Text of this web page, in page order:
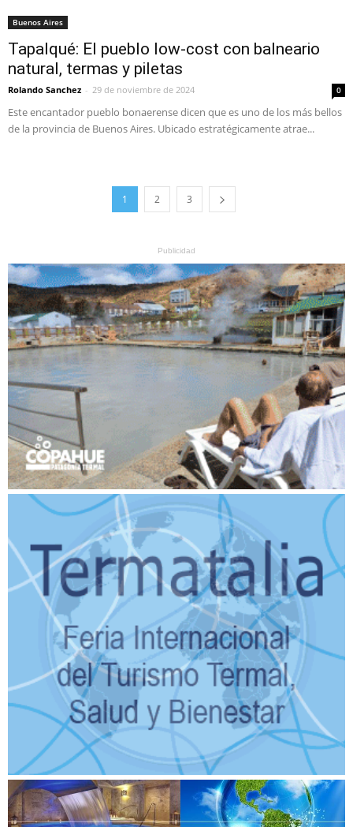
Buenos Aires
Tapalqué: El pueblo low-cost con balneario
natural, termas y piletas
Rolando Sanchez - 29 de noviembre de 2024 0
Este encantador pueblo bonaerense dicen que es uno de los más bellos
de la provincia de Buenos Aires. Ubicado estratégicamente atrae...
1 2 3
Publicidad